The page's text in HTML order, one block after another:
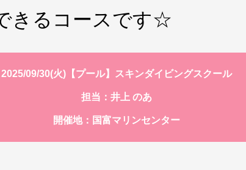
きるコースです☆
2025/09/30(火)【プール】スキンダイビングスクール
担当：井上 のあ
開催地：国富マリンセンター